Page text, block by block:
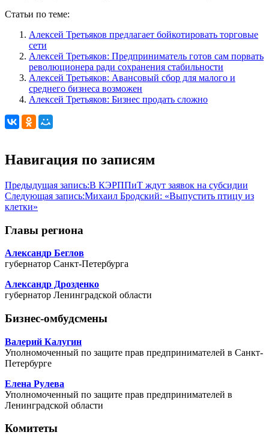
Статьи по теме:
Алексей Третьяков предлагает бойкотировать торговые
сети
Алексей Третьяков: Предприниматель готов сам порвать
революционера ради сохранения стабильности
Алексей Третьяков: Авансовый сбор для малого и
среднего бизнеса возможен
Алексей Третьяков: Бизнес продать сложно
Навигация по записям
Предыдущая запись:В КЭРППиТ ждут заявок на субсидии
Следующая запись:Михаил Бродский: «Выпустить птицу из
клетки»
Главы региона
Александр Беглов
губернатор Санкт-Петербурга
Александр Дрозденко
губернатор Ленинградской области
Бизнес-омбудсмены
Валерий Калугин
Уполномоченный по защите прав предпринимателей в Санкт-
Петербурге
Елена Рулева
Уполномоченный по защите прав предпринимателей в
Ленинградской области
Комитеты